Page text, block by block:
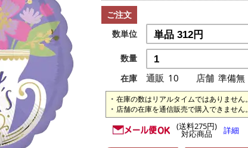
ご注文
数単位
数量
在庫
通販 10 店舗 準備無
在庫の数はリアルタイムではありません。
店舗の在庫を通信販売で購入できません。
(送料275円)
対応商品 詳細